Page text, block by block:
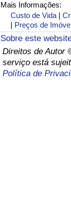
Mais Informações:
Custo de Vida |
| Preços de
Sobre este
Direitos de Autor
serviço está
Política de
Indicador de
em Aqaba
Indicador de
Índice de
Crime
Taxa do